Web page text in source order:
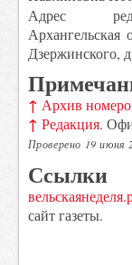
Адрес
Архангельская
Дзержинского,
↑ Архив
↑ Редакция.
Проверено 19 июня
Ссылки
сайт газеты.